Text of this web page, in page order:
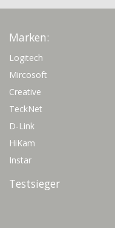
Marken:
Logitech
Mircosoft
Creative
TeckNet
D-Link
HiKam
Instar
Testsieger